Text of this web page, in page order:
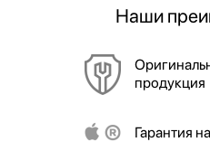
Наши
продукция
Гарантия